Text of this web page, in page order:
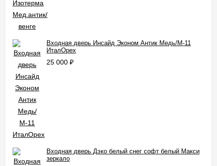
Входная дверь Инсайд Эконом Антик Медь/М-11
ИталОрех
25 000 ₽
Входная дверь Дэко белый снег софт белый Макси
зеркало